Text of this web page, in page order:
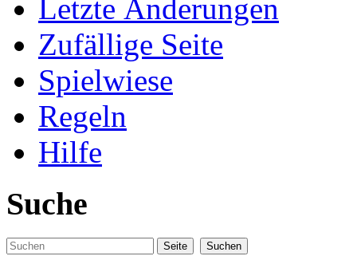
Letzte Änderungen
Zufällige Seite
Spielwiese
Regeln
Hilfe
Suche